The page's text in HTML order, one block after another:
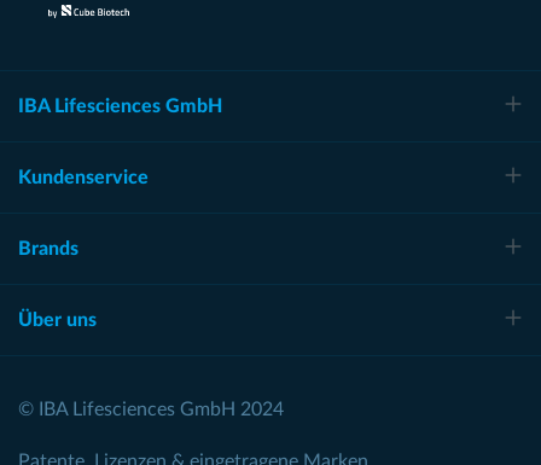
IBA Lifesciences GmbH
Kundenservice
Brands
Über uns
© IBA Lifesciences GmbH 2024